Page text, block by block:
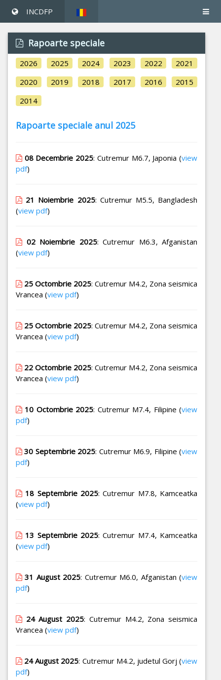
INCDFP
Rapoarte speciale
2026 2025 2024 2023 2022
2021
2020
2019 2018 2017 2016
2015
2014
Rapoarte speciale anul 2025
08 Decembrie 2025: Cutremur M6.7, Japonia (view
pdf)
21 Noiembrie 2025: Cutremur M5.5, Bangladesh
(view pdf)
02 Noiembrie 2025: Cutremur M6.3, Afganistan
(view pdf)
25 Octombrie 2025: Cutremur M4.2, Zona seismica
Vrancea (view pdf)
25 Octombrie 2025: Cutremur M4.2, Zona seismica
Vrancea (view pdf)
22 Octombrie 2025: Cutremur M4.2, Zona seismica
Vrancea (view pdf)
10 Octombrie 2025: Cutremur M7.4, Filipine (view
pdf)
30 Septembrie 2025: Cutremur M6.9, Filipine (view
pdf)
18 Septembrie 2025: Cutremur M7.8, Kamceatka
(view pdf)
13 Septembrie 2025: Cutremur M7.4, Kamceatka
(view pdf)
31 August 2025: Cutremur M6.0, Afganistan (view
pdf)
24 August 2025: Cutremur M4.2, Zona seismica
Vrancea (view pdf)
24 August 2025: Cutremur M4.2, judetul Gorj (view
pdf)